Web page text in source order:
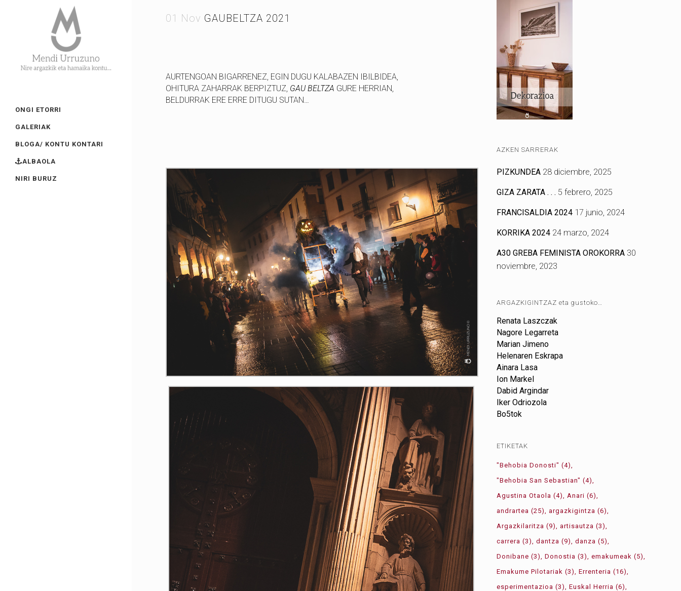
ONGI ETORRI
GALERIAK
BLOGA/ KONTU KONTARI
ALBAOLA
NIRI BURUZ
01 Nov GAUBELTZA 2021
AURTENGOAN BIGARRENEZ, EGIN DUGU KALABAZEN IBILBIDEA,
OHITURA ZAHARRAK BERPIZTUZ, GAU BELTZA GURE HERRIAN,
BELDURRAK ERE ERRE DITUGU SUTAN…
AZKEN SARRERAK
PIZKUNDEA 28 diciembre, 2025
GIZA ZARATA . . . 5 febrero, 2025
FRANCISALDIA 2024 17 junio, 2024
KORRIKA 2024 24 marzo, 2024
A30 GREBA FEMINISTA OROKORRA 30
noviembre, 2023
ARGAZKIGINTZAZ eta gustoko…
Renata Laszczak
Nagore Legarreta
Marian Jimeno
Helenaren Eskrapa
Ainara Lasa
Ion Markel
Dabid Argindar
Iker Odriozola
Bo5tok
ETIKETAK
"Behobia Donosti" (4)
"Behobia San Sebastian" (4)
Agustina Otaola (4) Anari (6)
andrartea (25) argazkigintza (6)
Argazkilaritza (9) artisautza (3)
carrera (3) dantza (9) danza (5)
Donibane (3) Donostia (3) emakumeak (5)
Emakume Pilotariak (3) Errenteria (16)
esperimentazioa (3) Euskal Herria (6)